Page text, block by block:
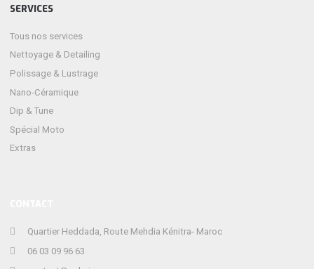
Quartier Heddada, Route Mehdia Kénitra- Maroc
06 03 09 96 63
SERVICES
Tous nos services
Nettoyage & Detailing
Polissage & Lustrage
Nano-Céramique
Dip & Tune
Spécial Moto
Extras